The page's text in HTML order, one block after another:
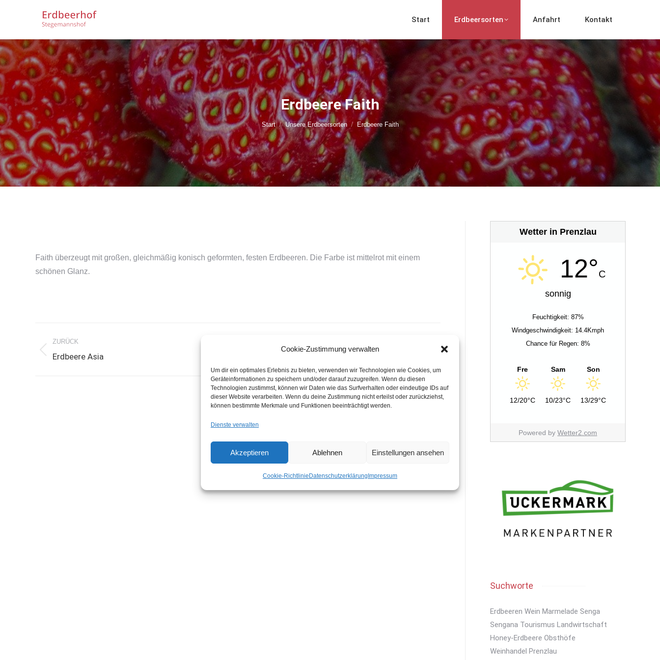
Cookie-Zustimmung verwalten
Um dir ein optimales Erlebnis zu bieten, verwenden wir Technologien wie Cookies, um
Geräteinformationen zu speichern und/oder darauf zuzugreifen. Wenn du diesen
Technologien zustimmst, können wir Daten wie das Surfverhalten oder eindeutige IDs auf
dieser Website verarbeiten. Wenn du deine Zustimmung nicht erteilst oder zurückziehst,
können bestimmte Merkmale und Funktionen beeinträchtigt werden.
Dienste verwalten
Akzeptieren Ablehnen Einstellungen ansehen
Cookie-Richtlinie Datenschutzerklärung Impressum
Start Erdbeersorten Anfahrt Kontakt
Erdbeere Faith
Sie befinden sich hier:
Start Unsere Erdbeersorten Erdbeere Faith
Faith überzeugt mit großen, gleichmäßig konisch geformten, festen Erdbeeren. Die Farbe ist mittelrot mit einem
schönen Glanz.
navigation
ZURÜCK
Previous
Erdbeere Asia
project:
Wetter in Prenzlau
12°C
sonnig
Feuchtigkeit: 87%
Windgeschwindigkeit: 14.4Kmph
Chance für Regen: 8%
Fre
12/20°C
Sam
10/23°C
Son
13/29°C
Powered by Wetter2.com
Suchworte
Erdbeeren Wein Marmelade Senga
Sengana Tourismus Landwirtschaft
Honey-Erdbeere Obsthöfe
Weinhandel Prenzlau